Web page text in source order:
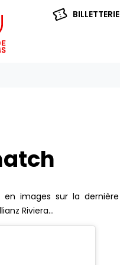
BILLETTERIE
en images sur la dernière
Riviera…